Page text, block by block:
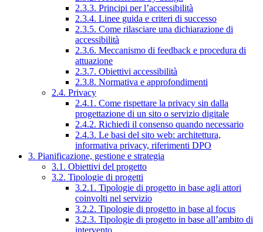
2.3.3. Principi per l’accessibilità
2.3.4. Linee guida e criteri di successo
2.3.5. Come rilasciare una dichiarazione di
accessibilità
2.3.6. Meccanismo di feedback e procedura di
attuazione
2.3.7. Obiettivi accessibilità
2.3.8. Normativa e approfondimenti
2.4. Privacy
2.4.1. Come rispettare la privacy sin dalla
progettazione di un sito o servizio digitale
2.4.2. Richiedi il consenso quando necessario
2.4.3. Le basi del sito web: architettura,
informativa privacy, riferimenti DPO
3. Pianificazione, gestione e strategia
3.1. Obiettivi del progetto
3.2. Tipologie di progetti
3.2.1. Tipologie di progetto in base agli attori
coinvolti nel servizio
3.2.2. Tipologie di progetto in base al focus
3.2.3. Tipologie di progetto in base all’ambito di
intervento